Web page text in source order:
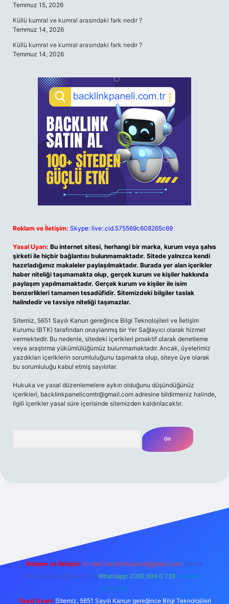
Temmuz 15, 2026
Küllü kumral ve kumral arasındaki fark nedir ?
Temmuz 14, 2026
Küllü kumral ve kumral arasındaki fark nedir ?
Temmuz 14, 2026
Reklam ve İletişim: Skype: live:.cid.575569c608265c69
Yasal Uyarı: Bu internet sitesi, herhangi bir marka, kurum veya şahıs
şirketi ile hiçbir bağlantısı bulunmamaktadır. Sitede yalnızca kendi
hazırladığımız makaleler paylaşılmaktadır. Burada yer alan içerikler
haber niteliği taşımamakta olup, gerçek kurum ve kişiler hakkında
paylaşım yapılmamaktadır. Gerçek kurum ve kişiler ile isim
benzerlikleri tamamen tesadüfidir. Sitemizdeki bilgiler taslak
halindedir ve tavsiye niteliği taşımazlar.
Sitemiz, 5651 Sayılı Kanun gereğince Bilgi Teknolojileri ve İletişim
Kurumu (BTK) tarafından onaylanmış bir Yer Sağlayıcı olarak hizmet
vermektedir. Bu nedenle, sitedeki içerikleri proaktif olarak denetleme
veya araştırma yükümlülüğümüz bulunmamaktadır. Ancak, üyelerimiz
yazdıkları içeriklerin sorumluluğunu taşımakta olup, siteye üye olarak
bu sorumluluğu kabul etmiş sayılırlar.
Hukuka ve yasal düzenlemelere aykırı olduğunu düşündüğünüz
içerikleri, backlinkpanelicomtr@gmail.com adresine bildirmeniz halinde,
ilgili içerikler yasal süre içerisinde sitemizden kaldırılacaktır.
m elexbet
Reklam ve İletişim: E-mail: backlinkpaneli@gmail.com Teams:
forumhizmeti@gmail.com Whatsapp: 0262 606 0 726 Telegram:
@karabul
Yasal Uyarı: Sitemiz, 5651 Sayılı Kanun gereğince Bilgi Teknolojileri